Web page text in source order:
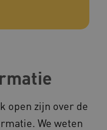
open zijn over de
We weten
Inc.